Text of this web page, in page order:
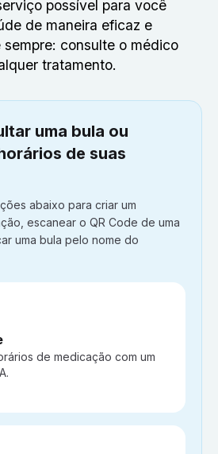
possível para você
de maneira eficaz e
consulte o médico
tratamento.
uma bula ou
de suas
abaixo para criar um
escanear o QR Code de uma
uma bula pelo nome do
de medicação com um